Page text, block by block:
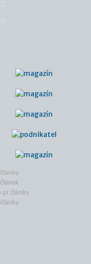
články
pr články
články